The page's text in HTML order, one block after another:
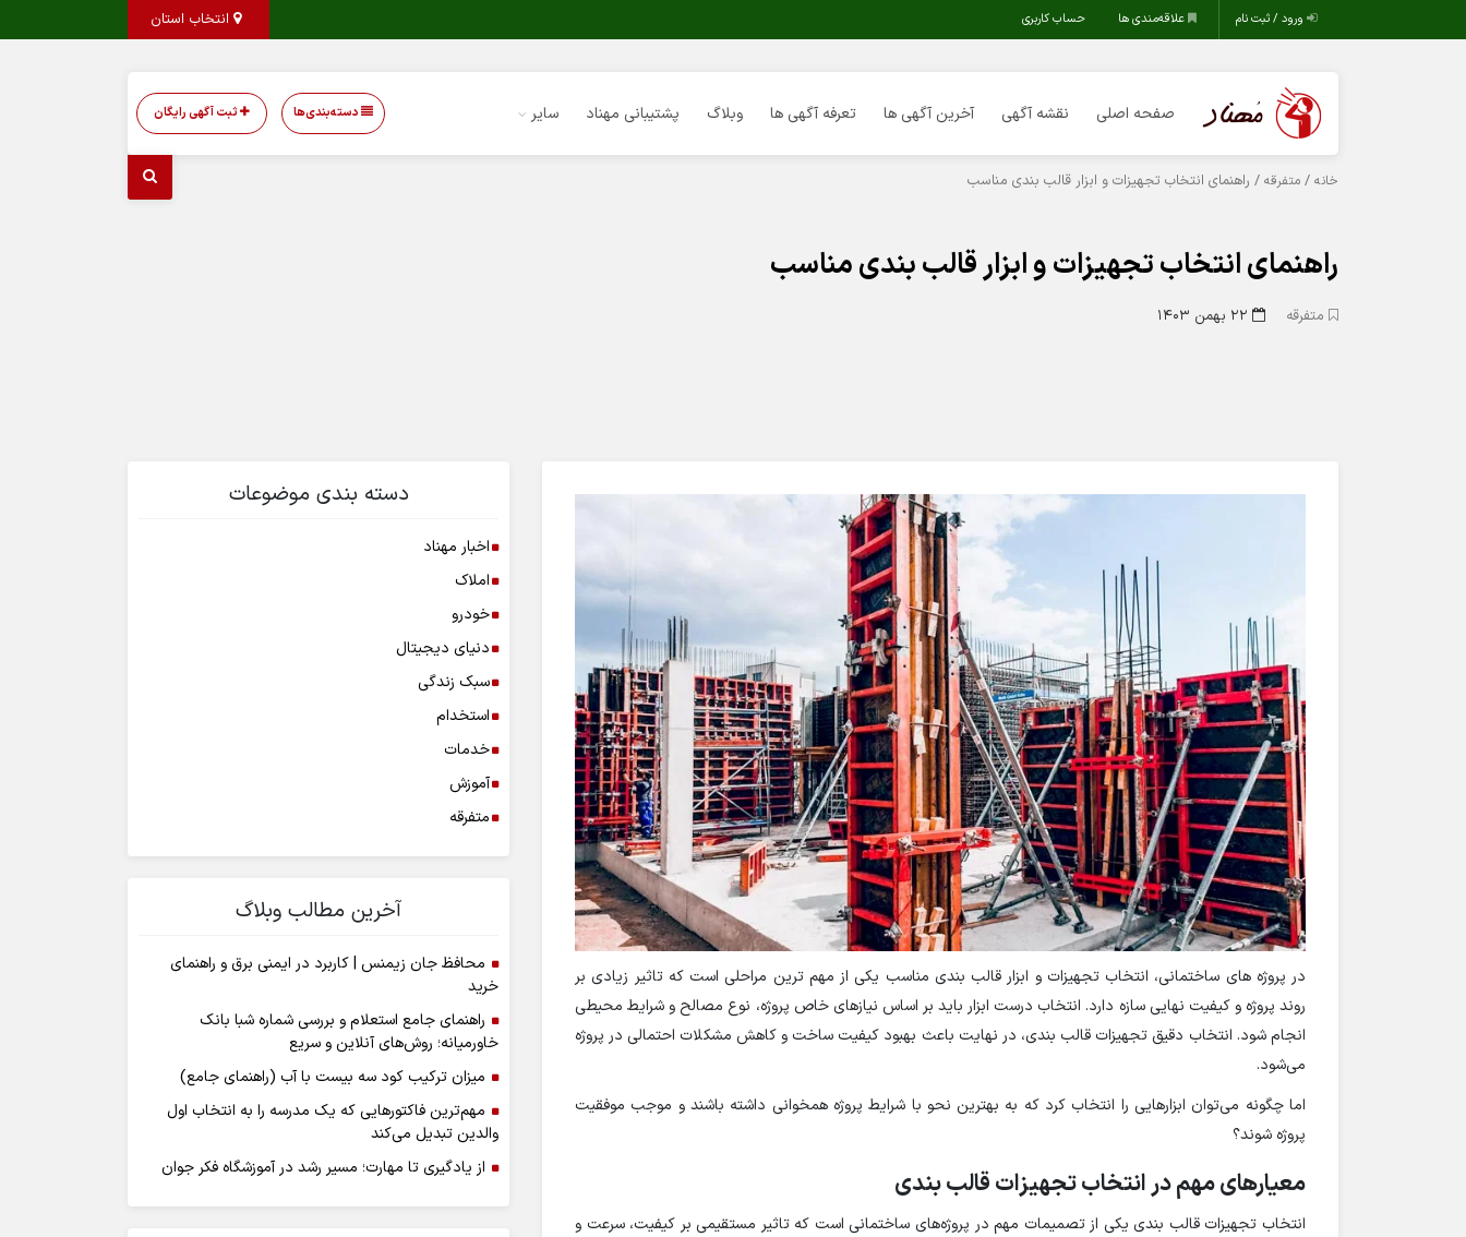
ورود / ثبت نام علاقه‌مندی ها حساب کاربری
صفحه اصلی نقشه آگهی آخرین آگهی ها تعرفه آگهی ها وبلاگ پشتیبانی مهناد سایر دسته‌بندی‌ها ثبت آگهی رایگان
خانه / متفرقه / راهنمای انتخاب تجهیزات و ابزار قالب بندی مناسب
راهنمای انتخاب تجهیزات و ابزار قالب بندی مناسب
متفرقه
در پروژه های ساختمانی، انتخاب تجهیزات و ابزار قالب بندی مناسب یکی از مهم ترین مراحلی است که تاثیر زیادی بر
روند پروژه و کیفیت نهایی سازه دارد. انتخاب درست ابزار باید بر اساس نیازهای خاص پروژه، نوع مصالح و شرایط محیطی
انجام شود. انتخاب دقیق تجهیزات قالب بندی، در نهایت باعث بهبود کیفیت ساخت و کاهش مشکلات احتمالی در پروژه
می‌شود.
اما چگونه می‌توان ابزارهایی را انتخاب کرد که به بهترین نحو با شرایط پروژه همخوانی داشته باشند و موجب موفقیت
پروژه شوند؟
معیارهای مهم در انتخاب تجهیزات قالب بندی
انتخاب تجهیزات قالب بندی یکی از تصمیمات مهم در پروژه‌های ساختمانی است که تاثیر مستقیمی بر کیفیت، سرعت و
دسته بندی موضوعات
اخبار مهناد
املاک
خودرو
دنیای دیجیتال
سبک زندگی
استخدام
خدمات
آموزش
متفرقه
آخرین مطالب وبلاگ
محافظ جان زیمنس | کاربرد در ایمنی برق و راهنمای
خرید
راهنمای جامع استعلام و بررسی شماره شبا بانک
خاورمیانه؛ روش‌های آنلاین و سریع
میزان ترکیب کود سه بیست با آب (راهنمای جامع)
مهم‌ترین فاکتورهایی که یک مدرسه را به انتخاب اول
والدین تبدیل می‌کند
از یادگیری تا مهارت؛ مسیر رشد در آموزشگاه فکر جوان